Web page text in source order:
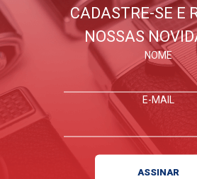
CADASTRE-SE E
NOSSAS
NOME
E-MAIL